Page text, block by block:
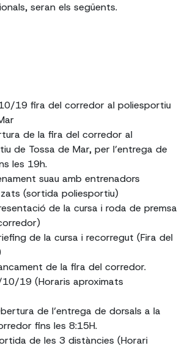
seran els següents.
19 fira del corredor al poliesportiu
de la fira del corredor al
de Tossa de Mar, per l’entrega de
les 19h.
suau amb entrenadors
(sortida poliesportiu)
de la cursa i roda de premsa
de la cursa i recorregut (Fira del
de la fira del corredor.
19 (Horaris aproximats
de l’entrega de dorsals a la
fins les 8:15H.
de les 3 distàncies (Horari